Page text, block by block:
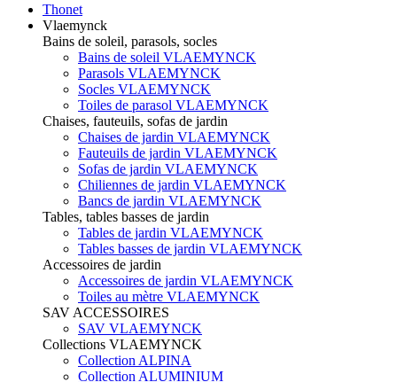
Thonet
Vlaemynck
Bains de soleil, parasols, socles
Bains de soleil VLAEMYNCK
Parasols VLAEMYNCK
Socles VLAEMYNCK
Toiles de parasol VLAEMYNCK
Chaises, fauteuils, sofas de jardin
Chaises de jardin VLAEMYNCK
Fauteuils de jardin VLAEMYNCK
Sofas de jardin VLAEMYNCK
Chiliennes de jardin VLAEMYNCK
Bancs de jardin VLAEMYNCK
Tables, tables basses de jardin
Tables de jardin VLAEMYNCK
Tables basses de jardin VLAEMYNCK
Accessoires de jardin
Accessoires de jardin VLAEMYNCK
Toiles au mètre VLAEMYNCK
SAV ACCESSOIRES
SAV VLAEMYNCK
Collections VLAEMYNCK
Collection ALPINA
Collection ALUMINIUM